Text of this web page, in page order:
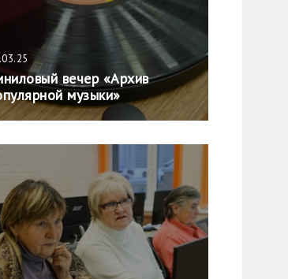
вечер «Архив
музыки»